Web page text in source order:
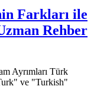
Farkları ile
Rehber
Ayrımları Türk
ve "Turkish"